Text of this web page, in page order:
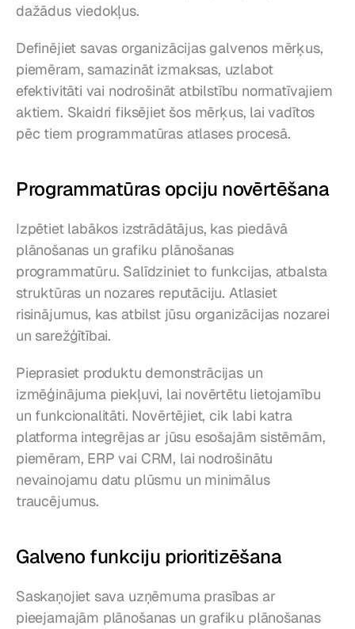
dažādus viedokļus.
Definējiet savas organizācijas galvenos mērķus,
piemēram, samazināt izmaksas, uzlabot
efektivitāti vai nodrošināt atbilstību normatīvajiem
aktiem. Skaidri fiksējiet šos mērķus, lai vadītos
pēc tiem programmatūras atlases procesā.
Programmatūras opciju novērtēšana
Izpētiet labākos izstrādātājus, kas piedāvā
plānošanas un grafiku plānošanas
programmatūru. Salīdziniet to funkcijas, atbalsta
struktūras un nozares reputāciju. Atlasiet
risinājumus, kas atbilst jūsu organizācijas nozarei
un sarežģītībai.
Pieprasiet produktu demonstrācijas un
izmēģinājuma piekļuvi, lai novērtētu lietojamību
un funkcionalitāti. Novērtējiet, cik labi katra
platforma integrējas ar jūsu esošajām sistēmām,
piemēram, ERP vai CRM, lai nodrošinātu
nevainojamu datu plūsmu un minimālus
traucējumus.
Galveno funkciju prioritizēšana
Saskaņojiet sava uzņēmuma prasības ar
pieejamajām plānošanas un grafiku plānošanas